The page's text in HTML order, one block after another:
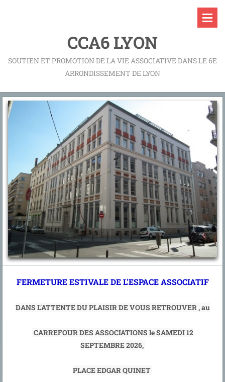
CCA6 LYON
SOUTIEN ET PROMOTION DE LA VIE ASSOCIATIVE DANS LE 6E
ARRONDISSEMENT DE LYON
FERMETURE ESTIVALE DE L'ESPACE ASSOCIATIF
DANS L'ATTENTE DU PLAISIR DE VOUS RETROUVER , au
CARREFOUR DES ASSOCIATIONS le SAMEDI 12
SEPTEMBRE 2026,
PLACE EDGAR QUINET